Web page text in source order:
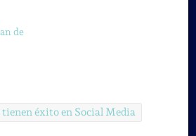
de
tienen éxito en Social Media